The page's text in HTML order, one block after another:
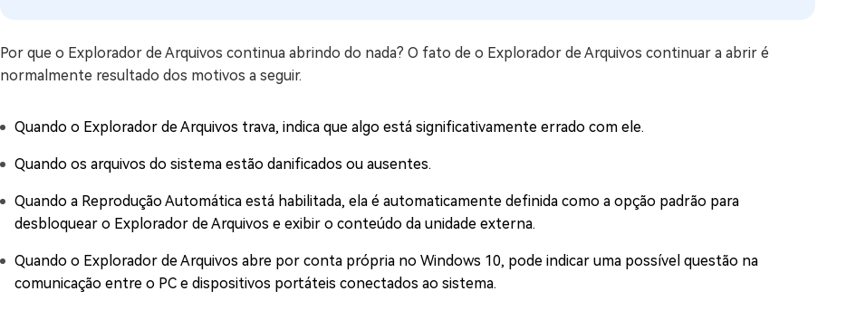
Por que o Explorador de Arquivos continua abrindo do nada? O fato de o Explorador de Arquivos continuar a abrir é
normalmente resultado dos motivos a seguir.
Quando o Explorador de Arquivos trava, indica que algo está significativamente errado com ele.
Quando os arquivos do sistema estão danificados ou ausentes.
Quando a Reprodução Automática está habilitada, ela é automaticamente definida como a opção padrão para
desbloquear o Explorador de Arquivos e exibir o conteúdo da unidade externa.
Quando o Explorador de Arquivos abre por conta própria no Windows 10, pode indicar uma possível questão na
comunicação entre o PC e dispositivos portáteis conectados ao sistema.